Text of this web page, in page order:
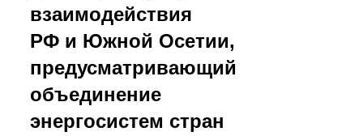
взаимодействия
РФ и Южной Осетии,
предусматривающий
объединение
энергосистем стран